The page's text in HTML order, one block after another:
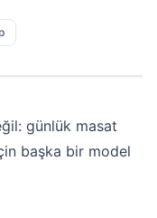
günlük masat
başka bir model